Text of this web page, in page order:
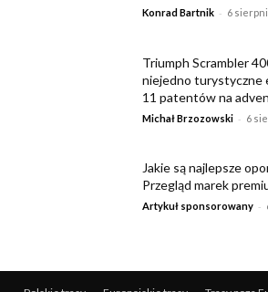
Konrad Bartnik - 6
Triumph Scrambler
niejedno turystyczne
11 patentów na
Michał Brzozowski - 6
Jakie są najlepsze
Przegląd marek
Artykuł sponsorowany -